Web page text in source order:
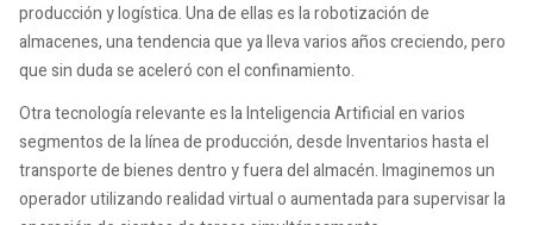
producción y logística. Una de ellas es la robotización de
almacenes, una tendencia que ya lleva varios años creciendo, pero
que sin duda se aceleró con el confinamiento.
Otra tecnología relevante es la Inteligencia Artificial en varios
segmentos de la línea de producción, desde Inventarios hasta el
transporte de bienes dentro y fuera del almacén. Imaginemos un
operador utilizando realidad virtual o aumentada para supervisar la